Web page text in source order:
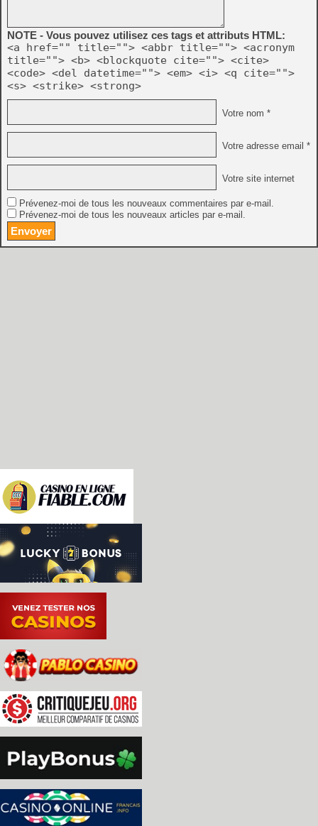
NOTE - Vous pouvez utilisez ces tags et attributs HTML:
<a href="" title=""> <abbr title=""> <acronym
title=""> <b> <blockquote cite=""> <cite>
<code> <del datetime=""> <em> <i> <q cite="">
<s> <strike> <strong>
Votre nom *
Votre adresse email *
Votre site internet
Prévenez-moi de tous les nouveaux commentaires par e-mail.
Prévenez-moi de tous les nouveaux articles par e-mail.